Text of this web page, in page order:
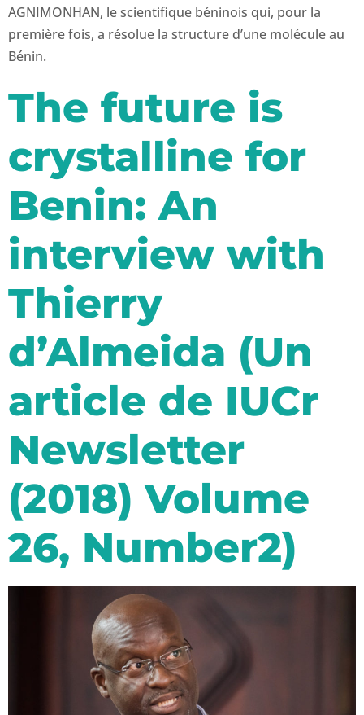
AGNIMONHAN, le scientifique béninois qui, pour la
première fois, a résolue la structure d’une molécule au
Bénin.
The future is
crystalline for
Benin: An
interview with
Thierry
d’Almeida (Un
article de IUCr
Newsletter
(2018) Volume
26, Number2)